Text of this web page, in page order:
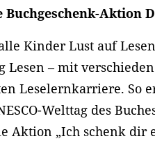
Buchgeschenk-Aktion
Kinder Lust auf
Lesen – mit
Leselernkarriere. So
Welttag des
Aktion „Ich schenk dir